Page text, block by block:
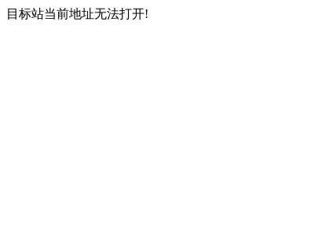
目标站当前地址无法打开!